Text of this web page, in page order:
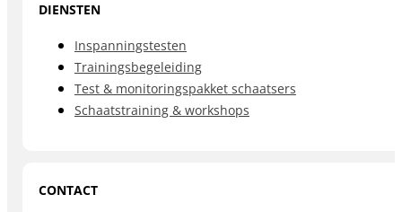
DIENSTEN
Inspanningstesten
Trainingsbegeleiding
Test & monitoringspakket schaatsers
Schaatstraining & workshops
CONTACT